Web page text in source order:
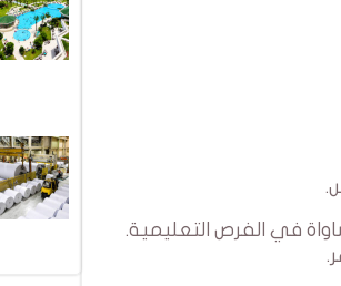
في الفرص التعليمية.